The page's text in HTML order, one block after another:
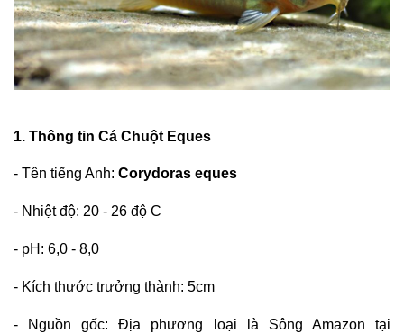
1. Thông tin Cá Chuột Eques
- Tên tiếng Anh: Corydoras eques
- Nhiệt độ: 20 - 26 độ C
- pH: 6,0 - 8,0
- Kích thước trưởng thành: 5cm
- Nguồn gốc: Địa phương loại là Sông Amazon tại